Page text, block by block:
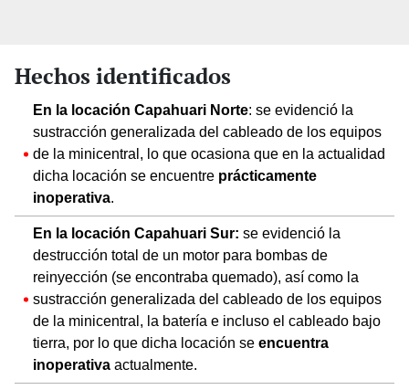
Hechos identificados
En la locación Capahuari Norte: se evidenció la
sustracción generalizada del cableado de los equipos
de la minicentral, lo que ocasiona que en la actualidad
dicha locación se encuentre prácticamente
inoperativa.
En la locación Capahuari Sur: se evidenció la
destrucción total de un motor para bombas de
reinyección (se encontraba quemado), así como la
sustracción generalizada del cableado de los equipos
de la minicentral, la batería e incluso el cableado bajo
tierra, por lo que dicha locación se encuentra
inoperativa actualmente.